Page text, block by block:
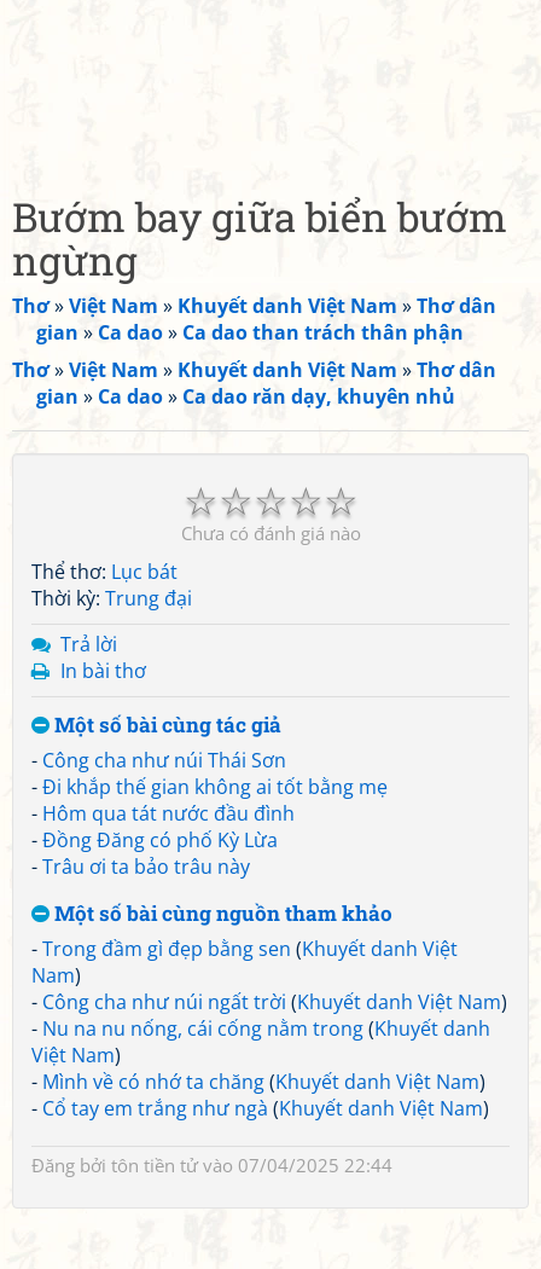
Bướm bay giữa biển bướm
ngừng
Thơ»Việt Nam » Khuyết danh Việt Nam »Thơ dân
gian » Ca dao» Ca dao than trách thân phận
Thơ»Việt Nam » Khuyết danh Việt Nam »Thơ dân
gian » Ca dao» Ca dao răn dạy, khuyên nhủ
☆
☆
☆
☆
☆
Chưa có đánh giá nào
Thể thơ: Lục bát
Thời kỳ: Trung đại
Trả lời
In bài thơ
Một số bài cùng tác giả
- Công cha như núi Thái Sơn
-Đi khắp thế gian không ai tốt bằng mẹ
- Hôm qua tát nước đầu đình
-Đồng Đăng có phố Kỳ Lừa
-Trâu ơi ta bảo trâu này
Một số bài cùng nguồn tham khảo
-Trong đầm gì đẹp bằng sen (Khuyết danh Việt
Nam)
- Công cha như núi ngất trời (Khuyết danh Việt Nam)
- Nu na nu nống, cái cống nằm trong(Khuyết danh
Việt Nam)
- Mình về có nhớ ta chăng(Khuyết danh Việt Nam)
- Cổ tay em trắng như ngà (Khuyết danh Việt Nam)
Đăng bởi tôn tiền tửvào 07/04/2025 22:44